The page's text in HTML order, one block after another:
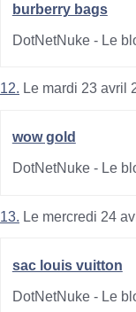
burberry bags
DotNetNuke - Le
12. Le mardi 23 avril
wow gold
DotNetNuke - Le
13. Le mercredi 24
sac louis vuitton
DotNetNuke - Le